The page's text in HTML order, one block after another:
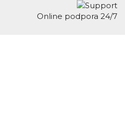
Online podpora 24/7